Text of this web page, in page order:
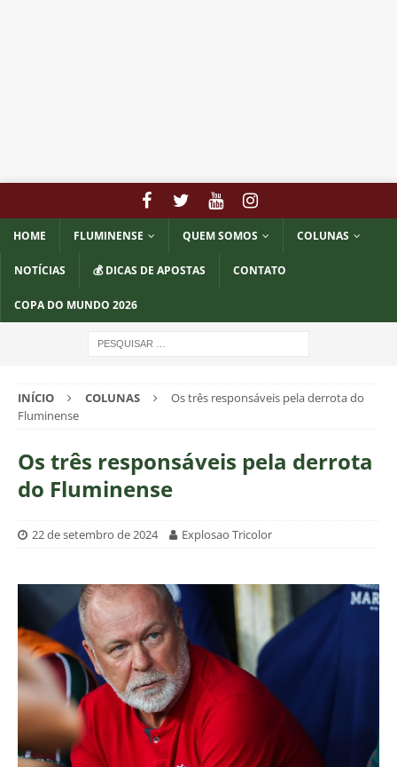
HOME FLUMINENSE QUEM SOMOS COLUNAS
NOTÍCIAS 💰 DICAS DE APOSTAS CONTATO
COPA DO MUNDO 2026
INÍCIO COLUNAS
Os três responsáveis pela derrota do
Fluminense
Os três responsáveis pela derrota
do Fluminense
22 de setembro de 2024 Explosao Tricolor